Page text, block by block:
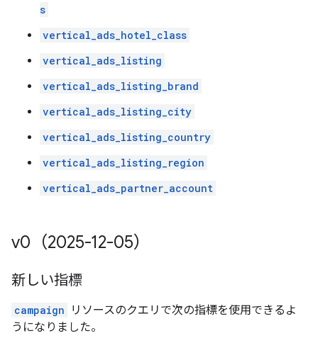
s
vertical_ads_hotel_class
vertical_ads_listing
vertical_ads_listing_brand
vertical_ads_listing_city
vertical_ads_listing_country
vertical_ads_listing_region
vertical_ads_partner_account
v0（2025-12-05）
新しい指標
campaign
リソースのクエリで次の指標を使用できるよ
うになりました。